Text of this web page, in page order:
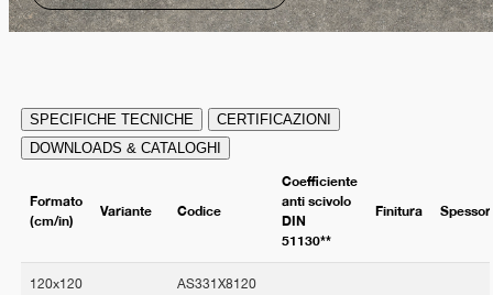
SPECIFICHE TECNICHE
CERTIFICAZIONI
DOWNLOADS & CATALOGHI
Formato
(cm/in)
Variante Codice
Coefficiente
anti scivolo
DIN
51130**
Finitura
120x120
AS331X8120